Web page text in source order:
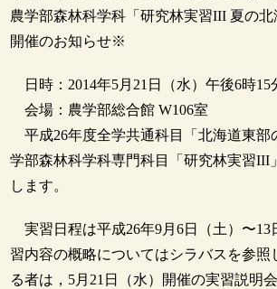
農学部森林科学科「研究林実習III 夏の
開催のお知らせ※
日時：2014年5月21日（水）午後6時15
会場：農学部総合館 W106室
平成26年度全学共通科目「北海道東部
学部森林科学科専門科目「研究林実習III
します。
実習日程は平成26年9月6日（土）〜13
習内容の概略についてはシラバスを参照
る者は，5月21日（水）開催の実習説明